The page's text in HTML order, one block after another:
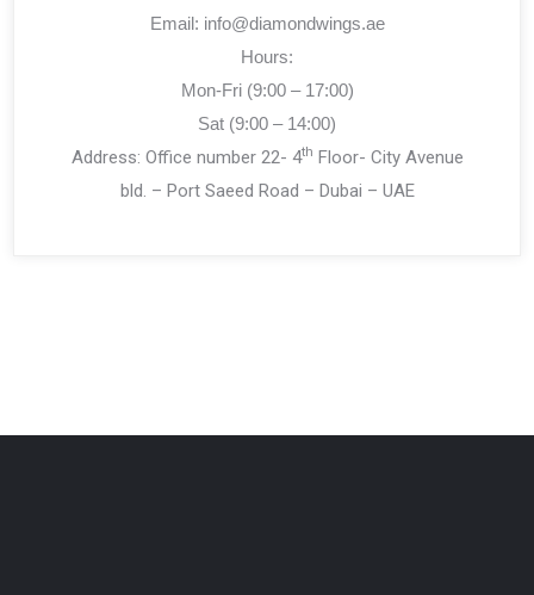
Email: info@diamondwings.ae
Hours:
Mon-Fri (9:00 – 17:00)
Sat (9:00 – 14:00)
Address: Office number 22- 4th Floor- City Avenue
bld. – Port Saeed Road – Dubai – UAE